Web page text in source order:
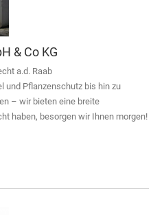
& Co KG
a.d. Raab
und Pflanzenschutz bis hin zu
– wir bieten eine breite
haben, besorgen wir Ihnen morgen!